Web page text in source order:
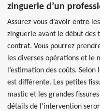
zinguerie d’un
Assurez-vous d’avoir entre
zinguerie avant le début des
contrat. Vous pourrez
les diverses opérations et
l’estimation des coûts.
est différente. Les petites
mastic et les grandes
détails de l’intervention